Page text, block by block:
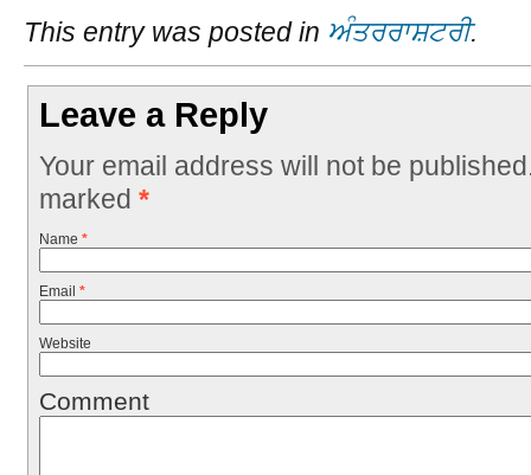
This entry was posted in ਅੰਤਰਰਾਸ਼ਟਰੀ.
Leave a Reply
Your email address will not be
marked *
Name *
Email *
Website
Comment